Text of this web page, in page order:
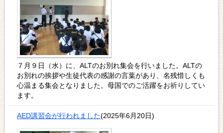
７月９日（水）に、ALTのお別れ集会を行いました。ALTの
お別れの挨拶や生徒代表の感謝の言葉があり、名残惜しくも
心温まる集会となりました。母国でのご活躍をお祈りしてい
ます。
AED講習会が行われました(2025年6月20日)